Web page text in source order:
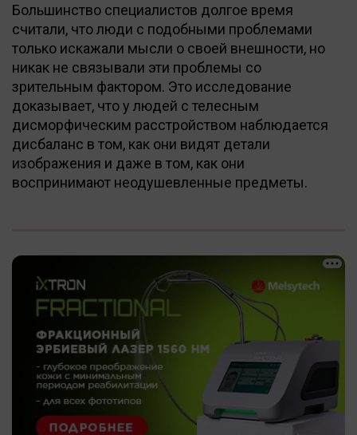
Большинство специалистов долгое время
считали, что люди с подобными проблемами
только искажали мысли о своей внешности, но
никак не связывали эти проблемы со
зрительным фактором. Это исследование
доказывает, что у людей с телесным
дисморфическим расстройством наблюдается
дисбаланс в том, как они видят детали
изображения и даже в том, как они
воспринимают неодушевленные предметы.